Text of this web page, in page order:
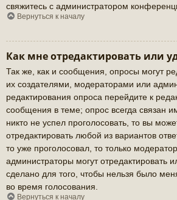
свяжитесь с администратором
Вернуться к началу
Как мне отредактировать или
Так же, как и сообщения, опросы могут
их создателями, модераторами или
редактирования опроса перейдите к
сообщения в теме; опрос всегда связан
никто не успел проголосовать, то вы
отредактировать любой из вариантов
то уже проголосовал, то только
администраторы могут отредактировать
сделано для того, чтобы нельзя было
во время голосования.
Вернуться к началу